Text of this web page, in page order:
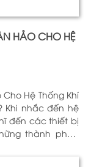
HẢO CHO HỆ
Hệ Thống Khí
đến các thiết bị
thành phần